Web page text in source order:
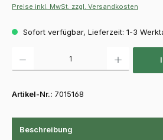
Preise inkl. MwSt. zzgl. Versandkosten
Sofort verfügbar, Lieferzeit: 1-3
Artikel-Nr.: 7015168
Beschreibung